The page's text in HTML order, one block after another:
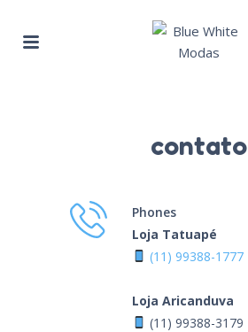
contato
Phones
Loja Tatuapé
(11) 99388-1777
Loja Aricanduva
(11) 99388-3179